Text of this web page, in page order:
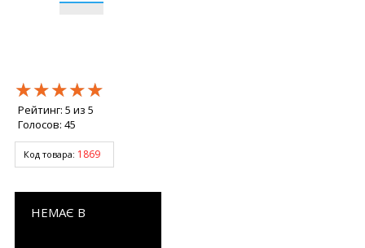
★★★★★
★★★★★
★★★★★
Рейтинг: 5 из 5
Голосов: 45
Код товара: 1869
НЕМАЄ В